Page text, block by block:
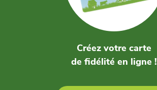
Créez votre carte
de fidélité en ligne !